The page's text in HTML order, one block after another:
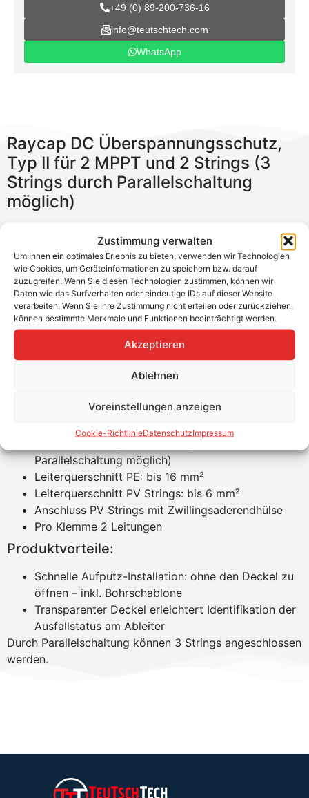
Zustimmung verwalten
Um Ihnen ein optimales Erlebnis zu bieten, verwenden wir Technologien
wie Cookies, um Geräteinformationen zu speichern bzw. darauf
zuzugreifen. Wenn Sie diesen Technologien zustimmen, können wir
Daten wie das Surfverhalten oder eindeutige IDs auf dieser Website
verarbeiten. Wenn Sie Ihre Zustimmung nicht erteilen oder zurückziehen,
können bestimmte Merkmale und Funktionen beeinträchtigt werden.
Akzeptieren
Ablehnen
Voreinstellungen anzeigen
Cookie-RichtlinieDatenschutzImpressum
+49 (0) 89-200-736-16
info@teutschtech.com
WhatsApp
Raycap DC Überspannungsschutz,
Typ II für 2 MPPT und 2 Strings (3
Strings durch Parallelschaltung
möglich)
Anwendungsbereich: gemäß VDE 0100-443 und 0100-
534, Gebäude ohne äußeren Blitzschutz.
Kompakte und vorkonfektionierte Box mit Typ II
Überspannungsableiter für die DC Seite. Geeignet für
Wechselrichter mit bis zu 2 MPP bis 1100 V DC
Spannung. EswerdenZwilling-Aderendhülsen benötigt.
Produkteigenschaften:
Höchste Dauerspannung: 1100 V
Schutzklasse: IP 65
Anzahl der MPP Tracker: 2
Parallelschaltung möglich)
Leiterquerschnitt PE: bis 16 mm²
Leiterquerschnitt PV Strings: bis 6 mm²
Anschluss PV Strings mit Zwillingsaderendhülse
Pro Klemme 2 Leitungen
Produktvorteile:
Schnelle Aufputz-Installation: ohne den Deckel zu
öffnen – inkl. Bohrschablone
Transparenter Deckel erleichtert Identifikation der
Ausfallstatus am Ableiter
Durch Parallelschaltung können 3 Strings angeschlossen
werden.